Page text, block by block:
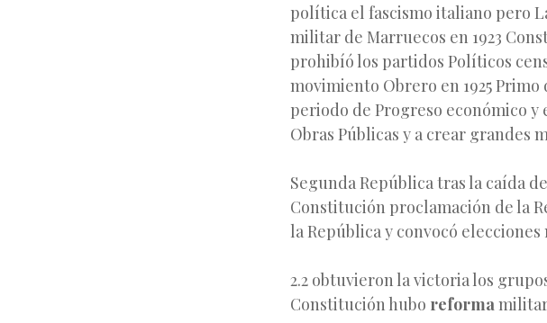
política el fascismo italiano pero
militar de Marruecos en 1923
prohibíó los partidos Políticos
movimiento Obrero en 1925
periodo de Progreso económico
Obras Públicas y a crear grandes
Segunda República tras la caída
Constitución proclamación de la
la República y convocó elecciones
2.2 obtuvieron la victoria los
Constitución hubo reforma